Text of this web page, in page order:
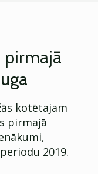
pirmajā
kotētajam
pirmajā
2019.